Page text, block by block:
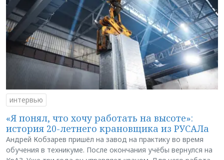
интервью
«Я понял, что хочу работать на высоте»:
история 20-летнего крановщика из РУСАЛа
Андрей Кобзарев пришёл на завод на практику во время
обучения в техникуме. После окончания учёбы вернулся на